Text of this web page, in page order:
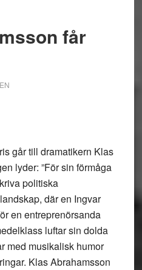
får
går till dramatikern Klas
lyder: ”För sin förmåga
politiska
där en Ingvar
en entreprenörsanda
luftar sin dolda
med musikalisk humor
Klas Abrahamsson